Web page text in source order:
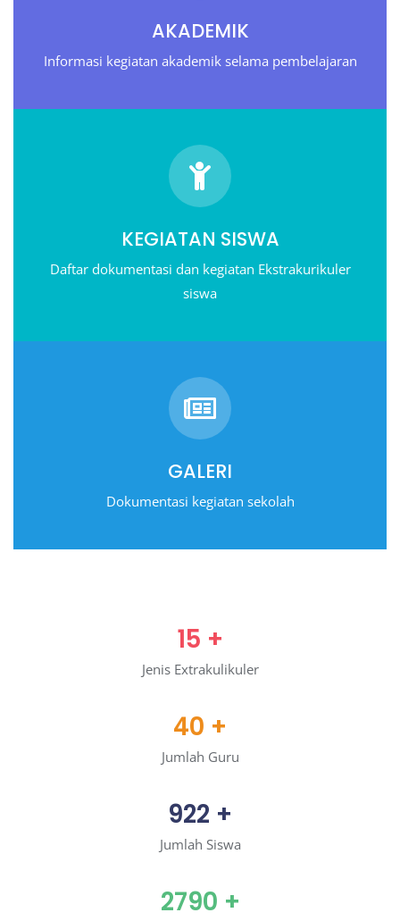
AKADEMIK
Informasi kegiatan akademik selama pembelajaran
KEGIATAN SISWA
Daftar dokumentasi dan kegiatan Ekstrakurikuler
siswa
GALERI
Dokumentasi kegiatan sekolah
15 +
Jenis Extrakulikuler
40 +
Jumlah Guru
922 +
Jumlah Siswa
2790 +